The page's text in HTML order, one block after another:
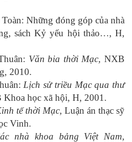
Những đóng góp của nhà
sách Kỷ yếu hội thảo…, H,
Văn bia thời Mạc,NXB
2010.
Lịch sử triều Mạc qua thư
Khoa học xã hội, H, 2001.
tế thời Mạc, Luận án thạc sỹ
Vinh.
nhà khoa bảng Việt Nam,